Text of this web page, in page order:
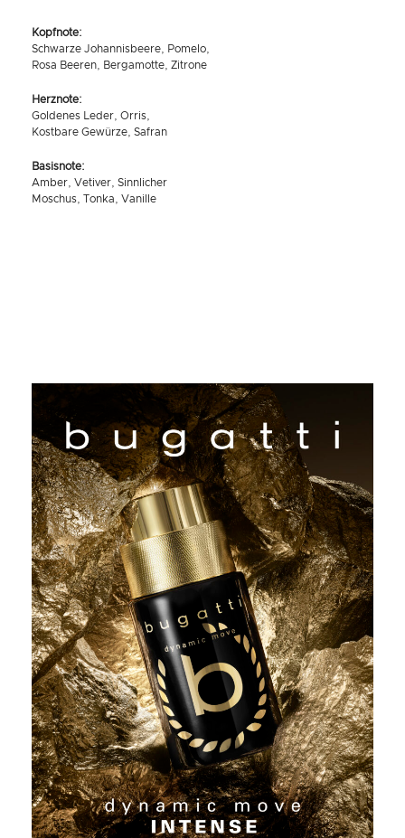
Kopfnote:
Schwarze Johannisbeere, Pomelo,
Rosa Beeren, Bergamotte, Zitrone
Herznote:
Goldenes Leder, Orris,
Kostbare Gewürze, Safran
Basisnote:
Amber, Vetiver, Sinnlicher
Moschus, Tonka, Vanille